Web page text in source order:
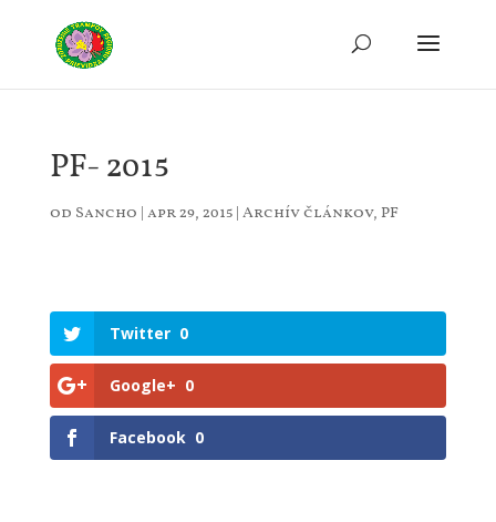
PF- 2015
od Sancho | apr 29, 2015| Archív článkov, PF
Twitter 0
Google+ 0
Facebook 0